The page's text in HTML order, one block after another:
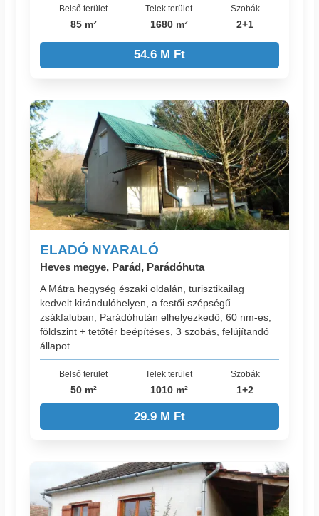
Belső terület
85 m²
Telek terület
1680 m²
Szobák
2+1
54.6 M Ft
ELADÓ NYARALÓ
Heves megye, Parád, Parádóhuta
A Mátra hegység északi oldalán, turisztikailag
kedvelt kirándulóhelyen, a festői szépségű
zsákfaluban, Parádóhután elhelyezkedő, 60 nm-es,
földszint + tetőtér beépítéses, 3 szobás, felújítandó
állapot...
Belső terület
50 m²
Telek terület
1010 m²
Szobák
1+2
29.9 M Ft